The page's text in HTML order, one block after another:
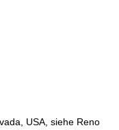
USA, siehe Reno